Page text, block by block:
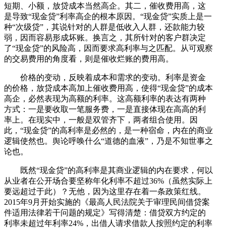
短期、小额，放贷成本当然高企。其二，催收费用高，这
是导致“现金贷”利率高企的根本原因。“现金贷”实质上是一
种“次级贷”，其说针对的人群是低收入人群，还款能力较
弱，因而容易形成坏账。换言之，其所针对的客户群决定
了“现金贷”的风险高，因而要求高利率与之匹配。从可观察
的交易费用的角度看，则是催收烂账的费用高。
价格的变动，反映着成本和需求的变动。利率是资金
的价格，放贷成本高加上催收费用高，使得“现金贷”的成本
高企，必然表现为高额的利率。这高额利率的表达有两种
方式：一是要收取一笔服务费，一是直接体现在高高的利
率上。在现实中，一般是双管齐下，两者组合使用。因
此，“现金贷”的高利率是必然的，是一种宿命，内在的商业
逻辑使然也。舆论呼唤什么“道德的血液”，乃是不知世事之
论也。
既然“现金贷”的高利率是其商业逻辑的内在要求，何以
从业者在公开场合要坚称年化利率不超过36%（虽然实际上
要远超过于此）？无他，因为这里存在着一条政策红线。
2015年9月开始实施的《最高人民法院关于审理民间借贷案
件适用法律若干问题的规定》写得清楚：借贷双方约定的
利率未超过年利率24%，出借人请求借款人按照约定的利率